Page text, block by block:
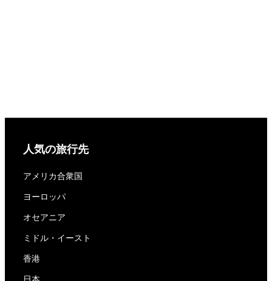
人気の旅行先
アメリカ合衆国
ヨーロッパ
オセアニア
ミドル・イースト
香港